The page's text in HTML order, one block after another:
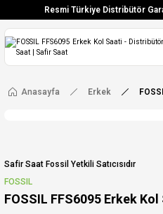
Resmi Türkiye Distribütör
Vade
Ücretsiz
Anasayfa Erkek
Safir Saat Fossil Yetkili Satıcısıdır
FOSSIL
FOSSIL FFS6095 Erkek